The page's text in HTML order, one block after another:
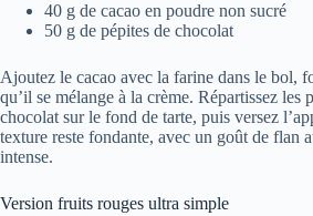
40 g de cacao en poudre non sucré
50 g de pépites de chocolat
Ajoutez le cacao avec la farine dans le bol,
qu’il se mélange à la crème. Répartissez les
chocolat sur le fond de tarte, puis versez
texture reste fondante, avec un goût de flan
intense.
Version fruits rouges ultra simple